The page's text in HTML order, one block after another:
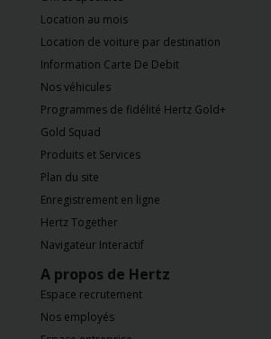
Location au mois
Location de voiture par destination
Information Carte De Debit
Nos véhicules
Programmes de fidélité Hertz Gold+
Gold Squad
Produits et Services
Plan du site
Enregistrement en ligne
Hertz Together
Navigateur Interactif
A propos de Hertz
Espace recrutement
Nos employés